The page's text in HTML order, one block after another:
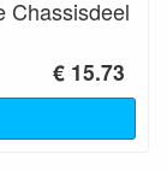
Chassisdeel
€ 15.73